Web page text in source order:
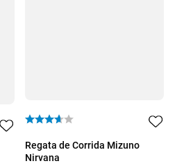
Regata de Corrida Mizuno
Nirvana